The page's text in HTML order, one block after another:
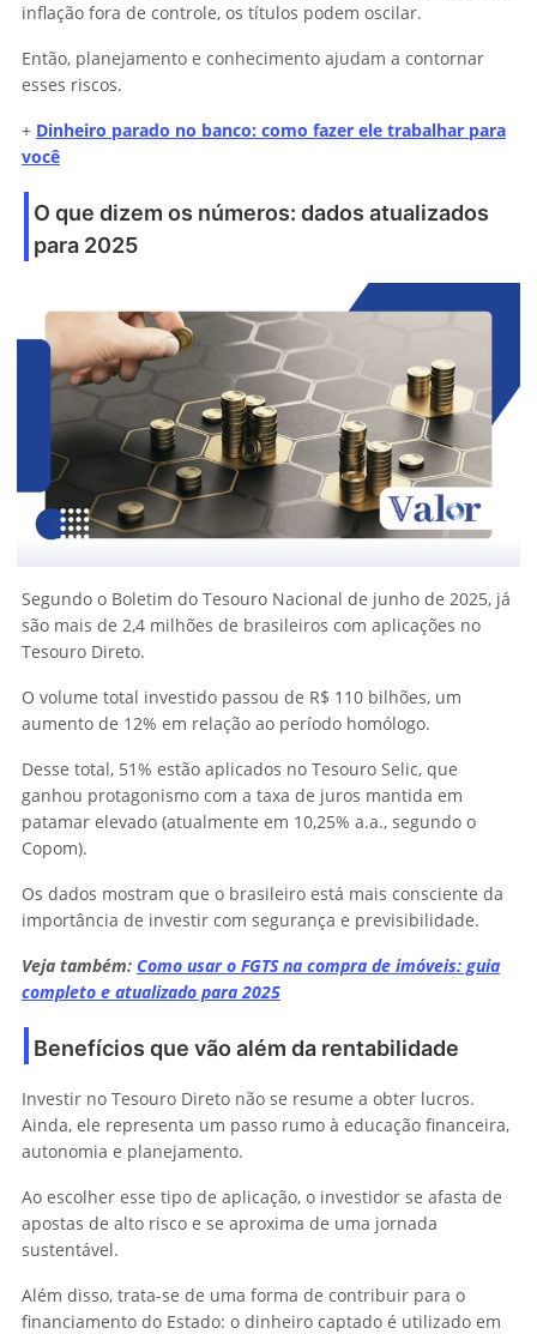
inflação fora de controle, os títulos podem oscilar.
Então, planejamento e conhecimento ajudam a contornar
esses riscos.
+ Dinheiro parado no banco: como fazer ele trabalhar para
você
O que dizem os números: dados atualizados
para 2025
Segundo o Boletim do Tesouro Nacional de junho de 2025, já
são mais de 2,4 milhões de brasileiros com aplicações no
Tesouro Direto.
O volume total investido passou de R$ 110 bilhões, um
aumento de 12% em relação ao período homólogo.
Desse total, 51% estão aplicados no Tesouro Selic, que
ganhou protagonismo com a taxa de juros mantida em
patamar elevado (atualmente em 10,25% a.a., segundo o
Copom).
Os dados mostram que o brasileiro está mais consciente da
importância de investir com segurança e previsibilidade.
Veja também: Como usar o FGTS na compra de imóveis: guia
completo e atualizado para 2025
Benefícios que vão além da rentabilidade
Investir no Tesouro Direto não se resume a obter lucros.
Ainda, ele representa um passo rumo à educação financeira,
autonomia e planejamento.
Ao escolher esse tipo de aplicação, o investidor se afasta de
apostas de alto risco e se aproxima de uma jornada
sustentável.
Além disso, trata-se de uma forma de contribuir para o
financiamento do Estado: o dinheiro captado é utilizado em